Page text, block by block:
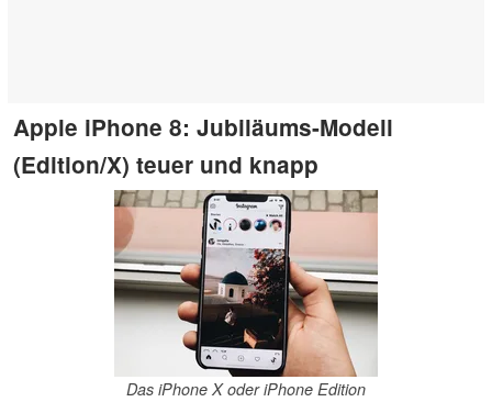
Apple iPhone 8: Jubiläums-Modell
(Edition/X) teuer und knapp
Das iPhone X oder iPhone Edition